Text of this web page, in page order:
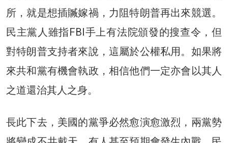
所，就是想插贓嫁禍，力阻特朗普再出來競選。
民主黨人雖指FBI手上有法院頒發的搜查令，但
對特朗普支持者來說，這屬於公權私用。如果將
來共和黨有機會執政，相信他們一定亦會以其人
之道還治其人之身。
長此下去，美國的黨爭必然愈演愈激烈，兩黨勢